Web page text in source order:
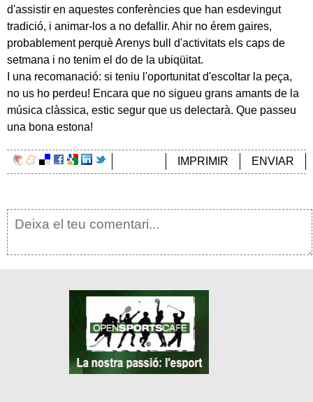
d'assistir en aquestes conferències que han esdevingut
tradició, i animar-los a no defallir. Ahir no érem gaires,
probablement perquè Arenys bull d'activitats els caps de
setmana i no tenim el do de la ubiqüitat.
I una recomanació: si teniu l'oportunitat d'escoltar la peça,
no us ho perdeu! Encara que no sigueu grans amants de la
música clàssica, estic segur que us delectarà. Que passeu
una bona estona!
ENVIAR
IMPRIMIR